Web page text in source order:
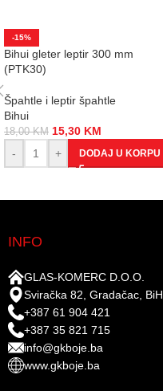
-15%
Bihui gleter leptir 300 mm
(PTK30)
Špahtle i leptir špahtle
Bihui
18,00KM 15,30 KM
-
+ DODAJ U KORPU
INFO
GLAS-KOMERC D.O.O.
Sviračka 82, Gradačac, BiH
+387 61 904 421
+387 35 821 715
info@gkboje.ba
www.gkboje.ba